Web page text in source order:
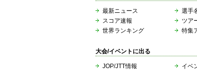
最新ニュース
スコア速報
世界ランキング
選手
ツア
特集
大会/イベントに出る
JOP/JTT情報 イベ